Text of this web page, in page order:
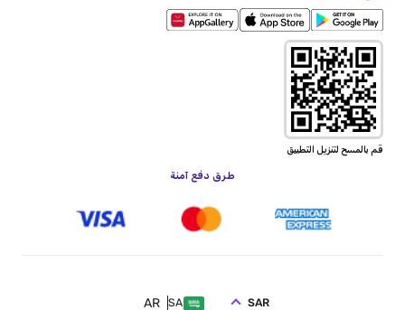
قم بالمسح لتنزيل التطبيق
طرق دفع آمنة
SA
AR SAR